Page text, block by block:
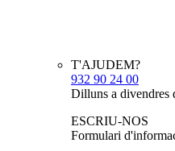
T'AJUDEM?
932 90 24 00
Dilluns a divendres
ESCRIU-NOS
Formulari